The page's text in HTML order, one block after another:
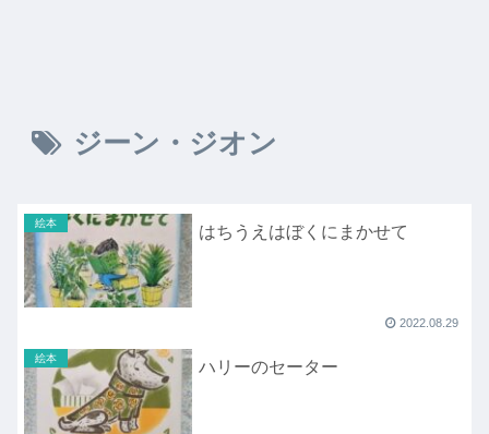
ジーン・ジオン
絵本 はちうえはぼくにまかせて
2022.08.29
絵本 ハリーのセーター